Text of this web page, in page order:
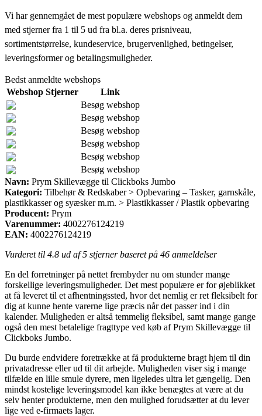
Vi har gennemgået de mest populære webshops og anmeldt dem
med stjerner fra 1 til 5 ud fra bl.a. deres prisniveau,
sortimentstørrelse, kundeservice, brugervenlighed, betingelser,
leveringsformer og betalingsmuligheder.
Bedst anmeldte webshops
Webshop Stjerner
Link
Besøg webshop
Besøg webshop
Besøg webshop
Besøg webshop
Besøg webshop
Besøg webshop
Navn: Prym Skillevægge til Clickboks Jumbo
Kategori: Tilbehør & Redskaber > Opbevaring – Tasker, garnskåle,
plastikkasser og syæsker m.m. > Plastikkasser / Plastik opbevaring
Producent: Prym
Varenummer: 4002276124219
EAN: 4002276124219
Vurderet til 4.8 ud af 5 stjerner baseret på 46 anmeldelser
En del forretninger på nettet frembyder nu om stunder mange
forskellige leveringsmuligheder. Det mest populære er for øjeblikket
at få leveret til et afhentningssted, hvor det nemlig er ret fleksibelt for
dig at kunne hente varerne lige præcis når det passer ind i din
kalender. Muligheden er altså temmelig fleksibel, samt mange gange
også den mest betalelige fragttype ved køb af Prym Skillevægge til
Clickboks Jumbo.
Du burde endvidere foretrække at få produkterne bragt hjem til din
privatadresse eller ud til dit arbejde. Muligheden viser sig i mange
tilfælde en lille smule dyrere, men ligeledes ultra let gængelig. Den
mindst kostelige leveringsmodel kan ikke benægtes at være at du
selv henter produkterne, men den mulighed forudsætter at du lever
lige ved e-firmaets lager.